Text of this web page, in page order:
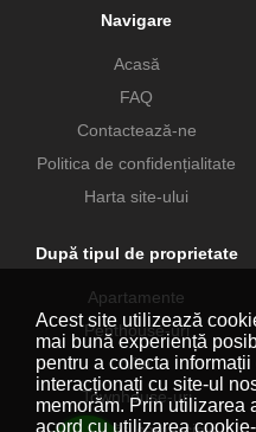
Navigare
Acasă
FAQ
Contactează-ne
Politica de confidențialitate
Harta site-ului
După tipul de proprietate
Apartamente
Penthouse-uri
Vile
Townhouse-uri
Acest site utilizează
mai bună experiență
pentru a colecta
interacționați cu site-ul
memorăm. Prin utilizarea
acord cu utilizarea